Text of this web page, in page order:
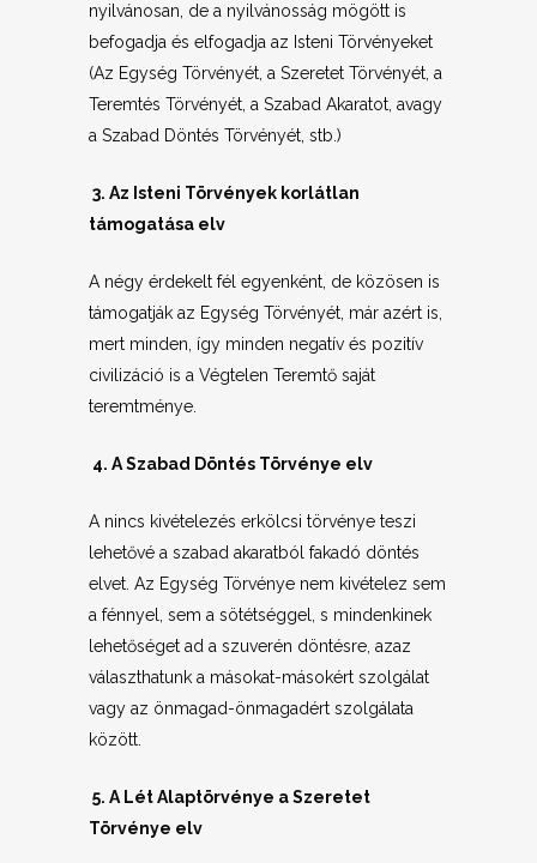
nyilvánosan, de a nyilvánosság mögött is
befogadja és elfogadja az Isteni Törvényeket
(Az Egység Törvényét, a Szeretet Törvényét, a
Teremtés Törvényét, a Szabad Akaratot, avagy
a Szabad Döntés Törvényét, stb.)
3. Az Isteni Törvények korlátlan
támogatása elv
A négy érdekelt fél egyenként, de közösen is
támogatják az Egység Törvényét, már azért is,
mert minden, így minden negatív és pozitív
civilizáció is a Végtelen Teremtő saját
teremtménye.
4. A Szabad Döntés Törvénye elv
A nincs kivételezés erkölcsi törvénye teszi
lehetővé a szabad akaratból fakadó döntés
elvet. Az Egység Törvénye nem kivételez sem
a fénnyel, sem a sötétséggel, s mindenkinek
lehetőséget ad a szuverén döntésre, azaz
választhatunk a másokat-másokért szolgálat
vagy az önmagad-önmagadért szolgálata
között.
5. A Lét Alaptörvénye a Szeretet
Törvénye elv